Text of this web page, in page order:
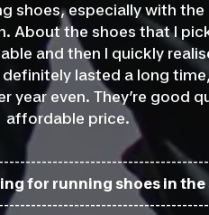
shoes, especially with
About the shoes that I
and then I quickly
lasted a long
year even. They’re good
affordable price.
for running shoes in the